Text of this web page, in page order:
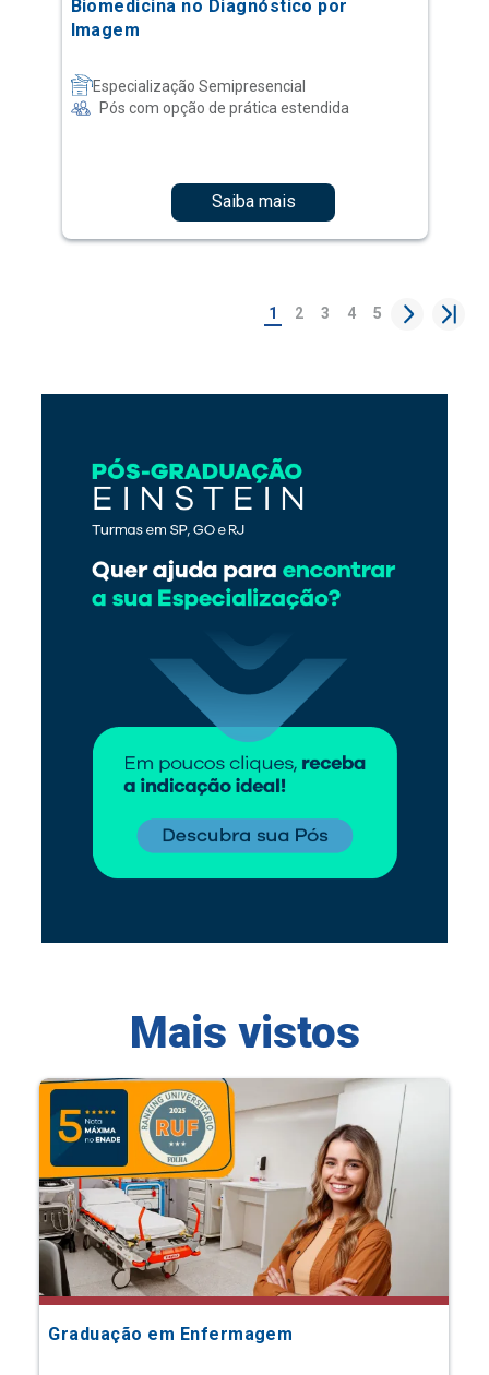
Biomedicina no Diagnóstico por
Imagem
Especialização Semipresencial
Pós com opção de prática estendida
Saiba mais
1 2 3 4 5
Mais vistos
Graduação em Enfermagem